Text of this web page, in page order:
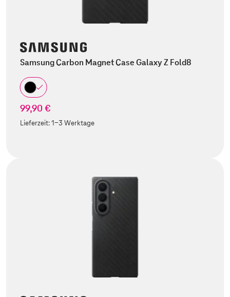
Samsung Carbon Magnet Case Galaxy Z Fold8
99,90 €
Lieferzeit:1-3 Werktage